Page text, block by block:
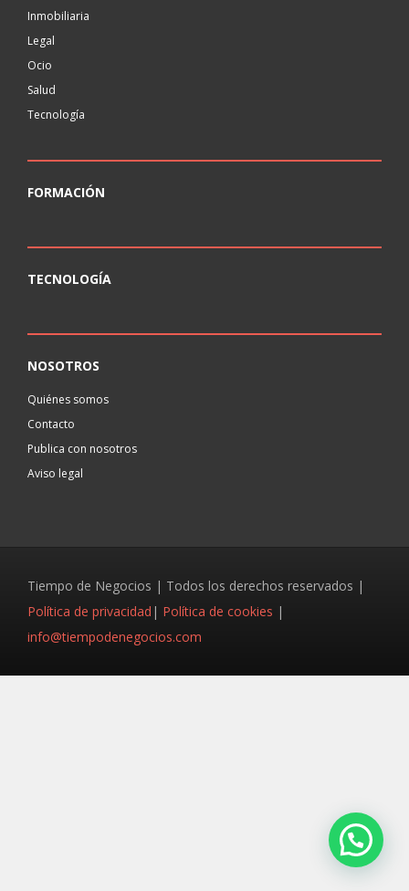
Inmobiliaria
Legal
Ocio
Salud
Tecnología
FORMACIÓN
TECNOLOGÍA
NOSOTROS
Quiénes somos
Contacto
Publica con nosotros
Aviso legal
Tiempo de Negocios | Todos los derechos reservados |
Política de privacidad | Política de cookies |
info@tiempodenegocios.com